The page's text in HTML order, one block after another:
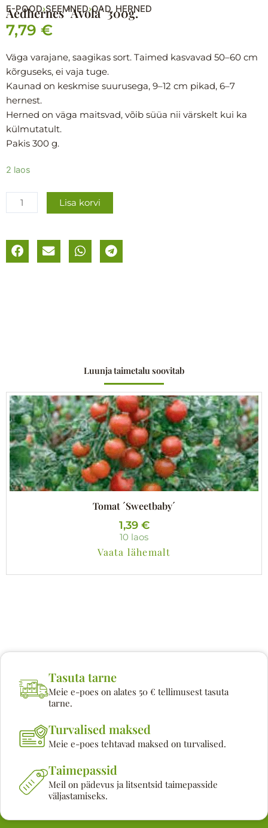
E-POOD›SEEMNED›OAD, HERNED
Aedhernes ´Avola´ 300g.
7,79 €
Väga varajane, saagikas sort. Taimed kasvavad 50–60 cm
kõrguseks, ei vaja tuge.
Kaunad on keskmise suurusega, 9–12 cm pikad, 6–7
hernest.
Herned on väga maitsvad, võib süüa nii värskelt kui ka
külmutatult.
Pakis 300 g.
2 laos
Aedhernes
300g.
Lisa korvi
Luunja taimetalu soovitab
Tomat ´Sweetbaby´
1,39 €
10 laos
Vaata lähemalt
Tasuta tarne
Meie e-poes on alates 50 € tellimusest tasuta
tarne.
Turvalised maksed
Meie e-poes tehtavad maksed on turvalised.
Taimepassid
Meil on pädevus ja litsentsid taimepasside
väljastamiseks.